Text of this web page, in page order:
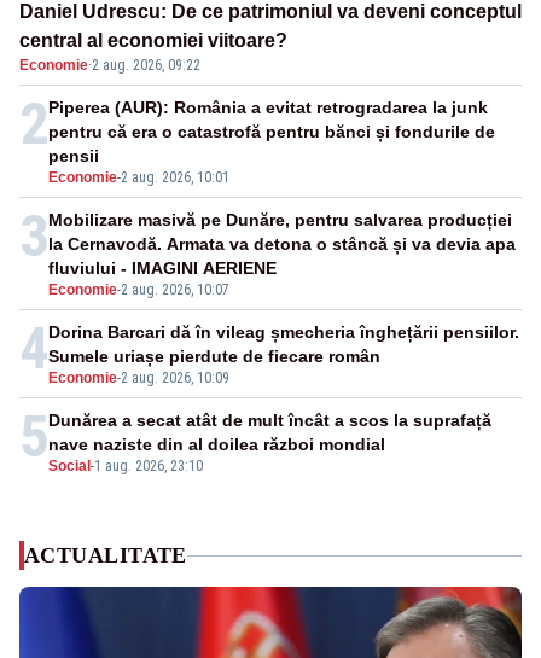
Daniel Udrescu: De ce patrimoniul va deveni conceptul
central al economiei viitoare?
Economie·2 aug. 2026, 09:22
2
Economie-2 aug. 2026, 10:01
Piperea (AUR): România a evitat retrogradarea la junk
pentru că era o catastrofă pentru bănci și fondurile de
pensii
3
Economie-2 aug. 2026, 10:07
Mobilizare masivă pe Dunăre, pentru salvarea producției
la Cernavodă. Armata va detona o stâncă și va devia apa
fluviului - IMAGINI AERIENE
4 Economie-2 aug. 2026, 10:09
Dorina Barcari dă în vileag șmecheria înghețării pensiilor.
Sumele uriașe pierdute de fiecare român
5Social -1 aug. 2026, 23:10
Dunărea a secat atât de mult încât a scos la suprafață
nave naziste din al doilea război mondial
ACTUALITATE